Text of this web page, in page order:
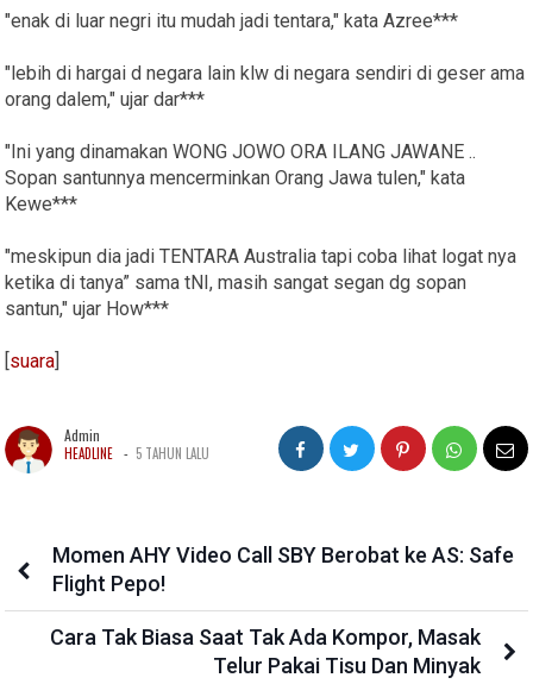
"enak di luar negri itu mudah jadi tentara," kata Azree***
"lebih di hargai d negara lain klw di negara sendiri di geser ama
orang dalem," ujar dar***
"Ini yang dinamakan WONG JOWO ORA ILANG JAWANE ..
Sopan santunnya mencerminkan Orang Jawa tulen," kata
Kewe***
"meskipun dia jadi TENTARA Australia tapi coba lihat logat nya
ketika di tanya” sama tNI, masih sangat segan dg sopan
santun," ujar How***
suara
Admin
HEADLINE - 5 TAHUN LALU
Momen AHY Video Call SBY Berobat ke AS: Safe
Flight Pepo!
Cara Tak Biasa Saat Tak Ada Kompor, Masak
Telur Pakai Tisu Dan Minyak